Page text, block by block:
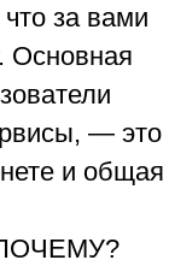
за вами
Основная
— это
и общая
ПОЧЕМУ?